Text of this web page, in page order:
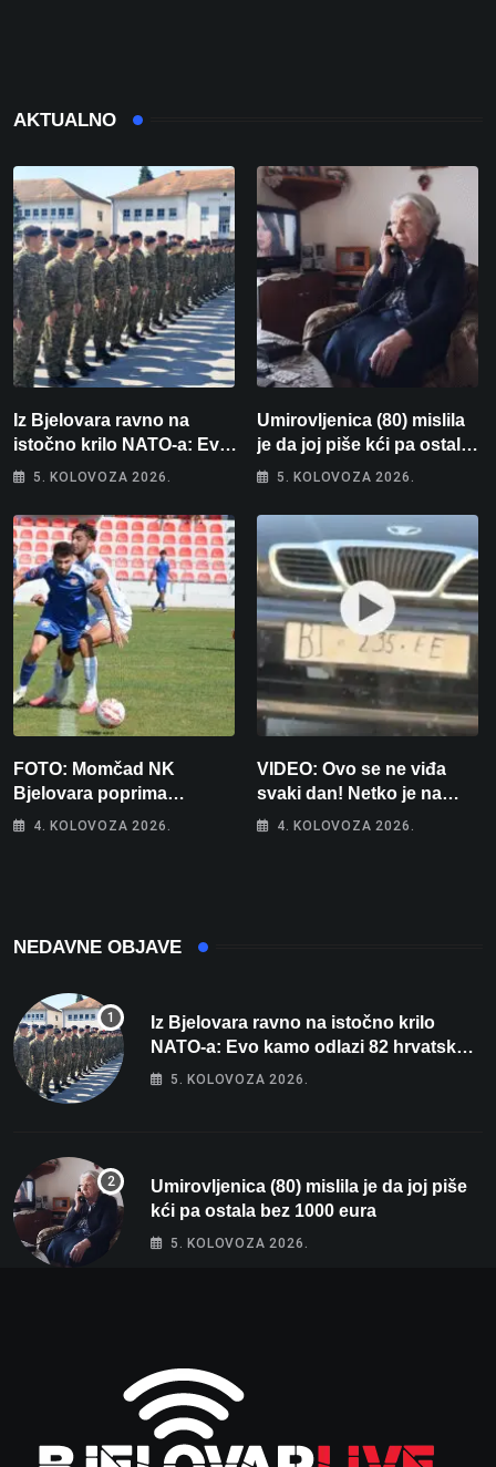
AKTUALNO
Iz Bjelovara ravno na
istočno krilo NATO-a: Evo
kamo odlazi 82 hrvatska
5. KOLOVOZA 2026.
Umirovljenica (80) mislila
je da joj piše kći pa ostala
bez 1000 eura
5. KOLOVOZA 2026.
FOTO: Momčad NK
Bjelovara poprima
jesenski izgled
4. KOLOVOZA 2026.
VIDEO: Ovo se ne viđa
svaki dan! Netko je na
auto stavio – ručno
4. KOLOVOZA 2026.
NEDAVNE OBJAVE
Iz Bjelovara ravno na istočno krilo
NATO-a: Evo kamo odlazi 82 hrvatska
vojnika i 6 vojnikinja
5. KOLOVOZA 2026.
Umirovljenica (80) mislila je da joj piše
kći pa ostala bez 1000 eura
5. KOLOVOZA 2026.